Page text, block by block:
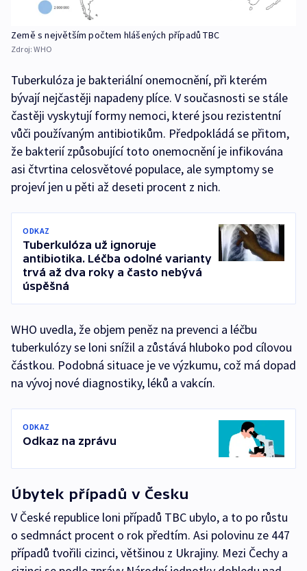
Země s největším počtem hlášených případů TBC
Zdroj:WHO
Tuberkulóza je bakteriální onemocnění, při kterém
bývají nejčastěji napadeny plíce. V současnosti se stále
častěji vyskytují formy nemoci, které jsou rezistentní
vůči používaným antibiotikům. Předpokládá se přitom,
že bakterií způsobující toto onemocnění je infikována
asi čtvrtina celosvětové populace, ale symptomy se
projeví jen u pěti až deseti procent z nich.
ODKAZ
Tuberkulóza už ignoruje
antibiotika. Léčba odolné varianty
trvá až dva roky a často nebývá
úspěšná
WHO uvedla, že objem peněz na prevenci a léčbu
tuberkulózy se loni snížil a zůstává hluboko pod cílovou
částkou. Podobná situace je ve výzkumu, což má dopad
na vývoj nové diagnostiky, léků a vakcín.
ODKAZ
Odkaz na zprávu
Úbytek případů v Česku
V České republice loni případů TBC ubylo, a to po růstu
o sedmnáct procent o rok předtím. Asi polovinu ze 447
případů tvořili cizinci, většinou z Ukrajiny. Mezi Čechy a